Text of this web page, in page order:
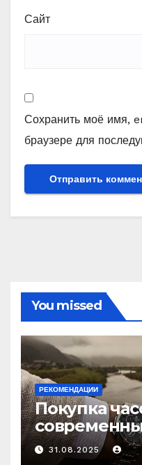
Сайт
Сохранить моё имя,
браузере для
You missed
РЕКОМЕНДАЦИИ
Покупка
выбору
31.08.2025